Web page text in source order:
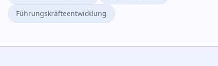
Führungskräfteentwicklung